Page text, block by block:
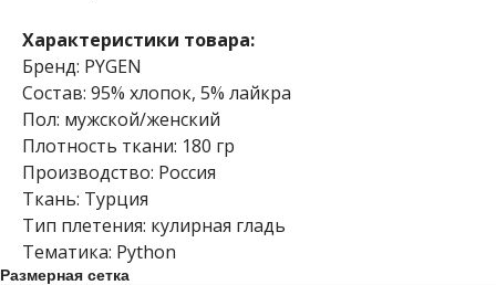
Характеристики товара:
Бренд: PYGEN
Состав: 95% хлопок, 5% лайкра
Пол: мужской/женский
Плотность ткани: 180 гр
Производство: Россия
Ткань: Турция
Тип плетения: кулирная гладь
Тематика: Python
Размерная сетка